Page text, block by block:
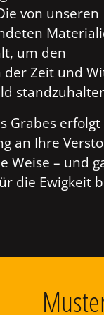
von unseren
um den
Zeit und
Grabes
an Ihre
Weise – und
die Ewigkeit